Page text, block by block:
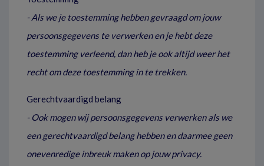
- Als we je toestemming hebben gevraagd om jouw
persoonsgegevens te verwerken en je hebt deze
toestemming verleend, dan heb je ook altijd weer het
recht om deze toestemming in te trekken.
Gerechtvaardigd belang
- Ook mogen wij persoonsgegevens verwerken als we
een gerechtvaardigd belang hebben en daarmee geen
onevenredige inbreuk maken op jouw privacy.